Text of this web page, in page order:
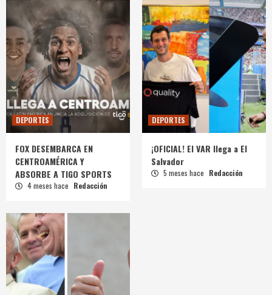
DEPORTES
FOX DESEMBARCA EN
CENTROAMÉRICA Y
ABSORBE A TIGO SPORTS
4 meses hace Redacción
DEPORTES
¡OFICIAL! El VAR llega a El
Salvador
5 meses hace Redacción